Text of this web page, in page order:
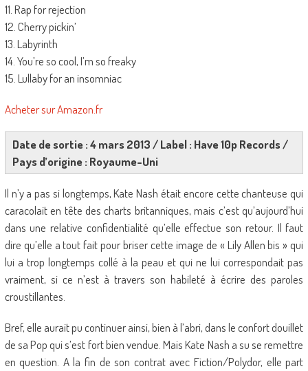
11. Rap for rejection
12. Cherry pickin’
13. Labyrinth
14. You’re so cool, I’m so freaky
15. Lullaby for an insomniac
Acheter sur Amazon.fr
Date de sortie : 4 mars 2013 / Label : Have 10p Records /
Pays d’origine : Royaume-Uni
Il n’y a pas si longtemps, Kate Nash était encore cette chanteuse qui
caracolait en tête des charts britanniques, mais c’est qu’aujourd’hui
dans une relative confidentialité qu’elle effectue son retour. Il faut
dire qu’elle a tout fait pour briser cette image de « Lily Allen bis » qui
lui a trop longtemps collé à la peau et qui ne lui correspondait pas
vraiment, si ce n’est à travers son habileté à écrire des paroles
croustillantes.
Bref, elle aurait pu continuer ainsi, bien à l’abri, dans le confort douillet
de sa Pop qui s’est fort bien vendue. Mais Kate Nash a su se remettre
en question. A la fin de son contrat avec Fiction/Polydor, elle part